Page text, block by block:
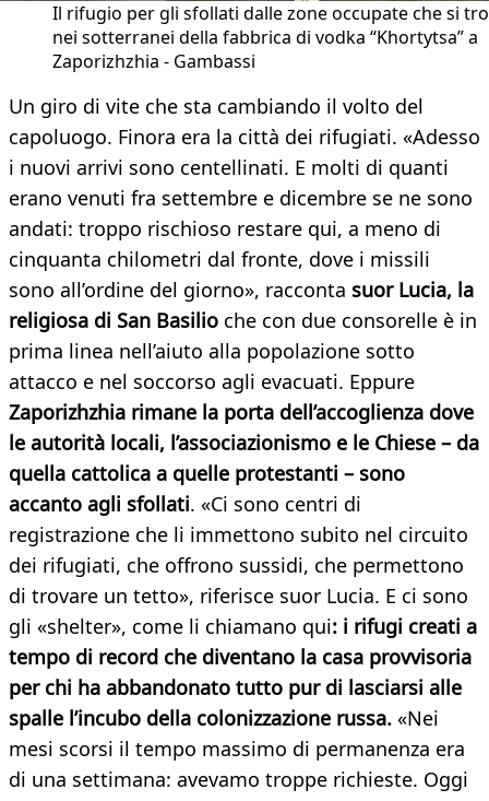
Il rifugio per gli sfollati dalle zone occupate che si
nei sotterranei della fabbrica di vodka “Khortytsa” a
Zaporizhzhia - Gambassi
Un giro di vite che sta cambiando il volto del
capoluogo. Finora era la città dei rifugiati. «Adesso
i nuovi arrivi sono centellinati. E molti di quanti
erano venuti fra settembre e dicembre se ne sono
andati: troppo rischioso restare qui, a meno di
cinquanta chilometri dal fronte, dove i missili
sono all’ordine del giorno», racconta suor Lucia, la
religiosa di San Basilio che con due consorelle è in
prima linea nell’aiuto alla popolazione sotto
attacco e nel soccorso agli evacuati. Eppure
Zaporizhzhia rimane la porta dell’accoglienza dove
le autorità locali, l’associazionismo e le Chiese – da
quella cattolica a quelle protestanti – sono
accanto agli sfollati. «Ci sono centri di
registrazione che li immettono subito nel circuito
dei rifugiati, che offrono sussidi, che permettono
di trovare un tetto», riferisce suor Lucia. E ci sono
gli «shelter», come li chiamano qui: i rifugi creati a
tempo di record che diventano la casa provvisoria
per chi ha abbandonato tutto pur di lasciarsi alle
spalle l’incubo della colonizzazione russa. «Nei
mesi scorsi il tempo massimo di permanenza era
di una settimana: avevamo troppe richieste. Oggi